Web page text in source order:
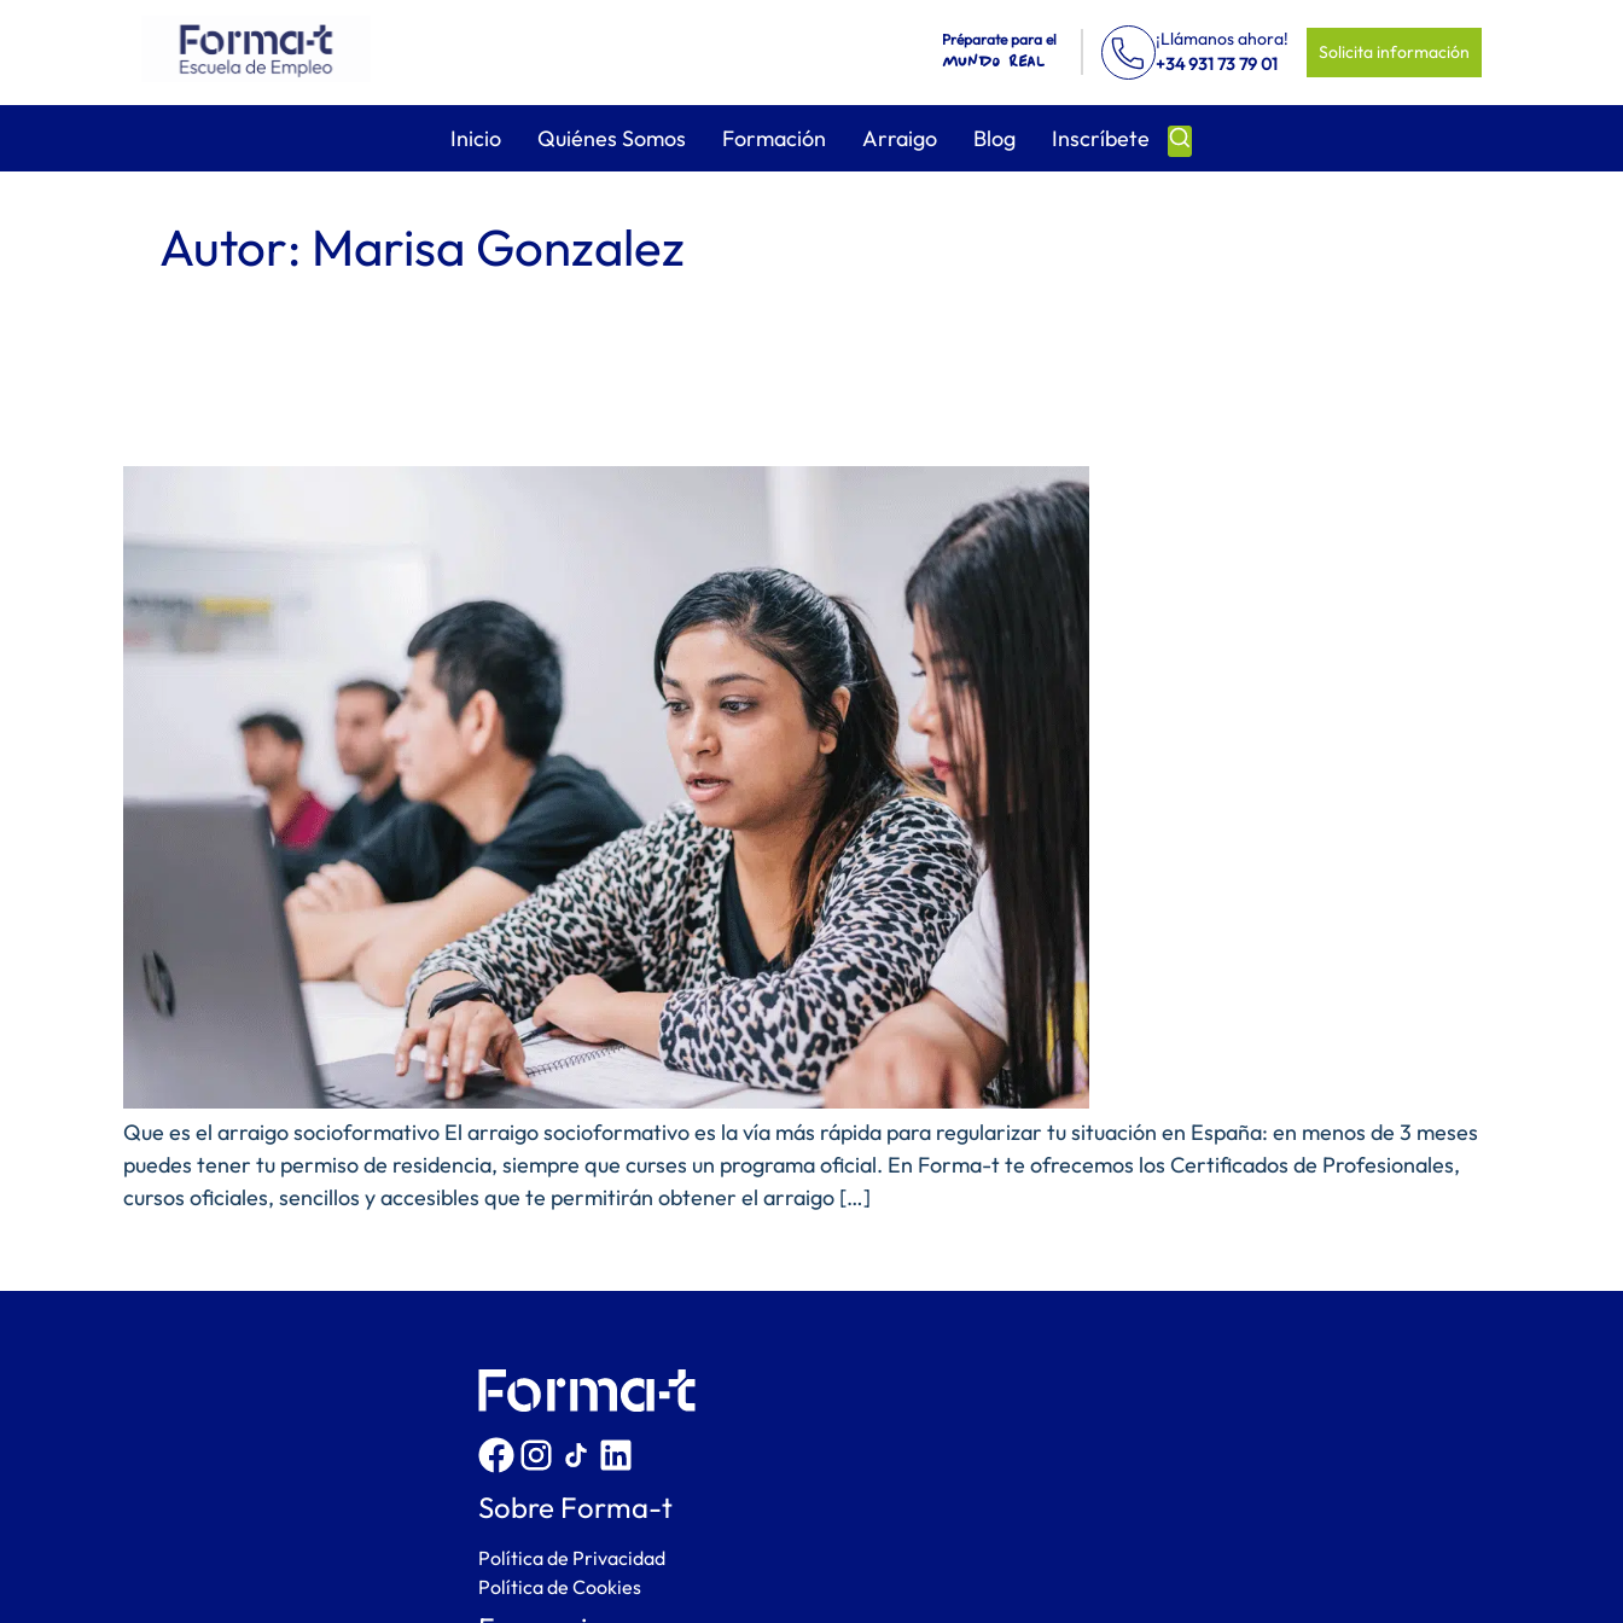
Préparate para el
mundo real
¡Llámanos ahora!
+34 931 73 79 01
Solicita información
Inicio Quiénes Somos Formación Arraigo Blog Inscríbete
Autor: Marisa Gonzalez
Que es el arraigo socioformativo El arraigo socioformativo es la vía más rápida para regularizar tu situación en España: en menos de 3 meses
puedes tener tu permiso de residencia, siempre que curses un programa oficial. En Forma-t te ofrecemos los Certificados de Profesionales,
cursos oficiales, sencillos y accesibles que te permitirán obtener el arraigo […]
Sobre Forma-t
Política de Privacidad
Política de Cookies